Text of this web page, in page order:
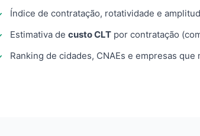
Índice de contratação, rotatividade e
Estimativa de custo CLT por contratação
Ranking de cidades, CNAEs e empresas que